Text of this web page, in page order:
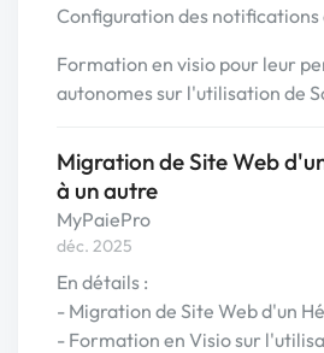
Configuration des notifications
Formation en visio pour leur
autonomes sur l'utilisation de
Migration de Site Web
à un autre
MyPaiePro
déc. 2025
En détails :
- Migration de Site Web d'un
- Formation en Visio sur